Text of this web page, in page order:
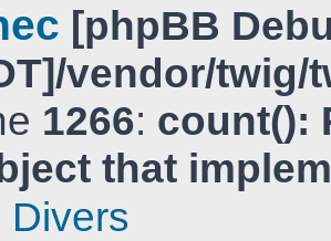
[phpBB
vendor/
1266: count():
that
Divers